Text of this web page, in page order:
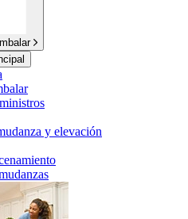
y elevación